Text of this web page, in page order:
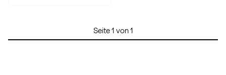
Seite 1 von 1